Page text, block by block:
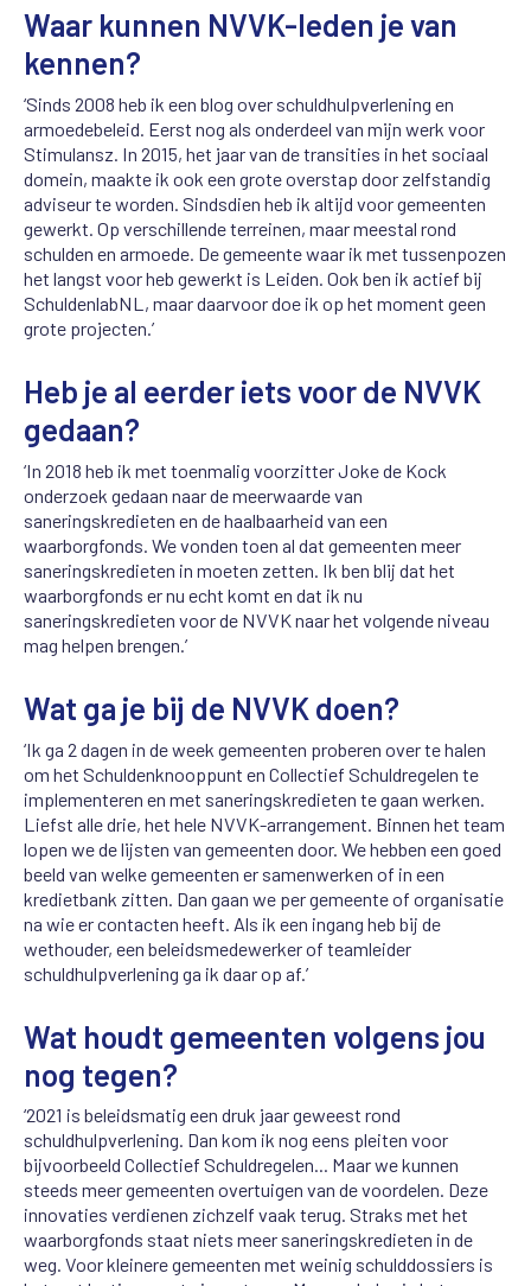
Waar kunnen NVVK-leden je van
kennen?
‘Sinds 2008 heb ik een blog over schuldhulpverlening en
armoedebeleid. Eerst nog als onderdeel van mijn werk voor
Stimulansz. In 2015, het jaar van de transities in het sociaal
domein, maakte ik ook een grote overstap door zelfstandig
adviseur te worden. Sindsdien heb ik altijd voor gemeenten
gewerkt. Op verschillende terreinen, maar meestal rond
schulden en armoede. De gemeente waar ik met tussenpozen
het langst voor heb gewerkt is Leiden. Ook ben ik actief bij
SchuldenlabNL, maar daarvoor doe ik op het moment geen
grote projecten.’
Heb je al eerder iets voor de NVVK
gedaan?
‘In 2018 heb ik met toenmalig voorzitter Joke de Kock
onderzoek gedaan naar de meerwaarde van
saneringskredieten en de haalbaarheid van een
waarborgfonds. We vonden toen al dat gemeenten meer
saneringskredieten in moeten zetten. Ik ben blij dat het
waarborgfonds er nu echt komt en dat ik nu
saneringskredieten voor de NVVK naar het volgende niveau
mag helpen brengen.’
Wat ga je bij de NVVK doen?
‘Ik ga 2 dagen in de week gemeenten proberen over te halen
om het Schuldenknooppunt en Collectief Schuldregelen te
implementeren en met saneringskredieten te gaan werken.
Liefst alle drie, het hele NVVK-arrangement. Binnen het team
lopen we de lijsten van gemeenten door. We hebben een goed
beeld van welke gemeenten er samenwerken of in een
kredietbank zitten. Dan gaan we per gemeente of organisatie
na wie er contacten heeft. Als ik een ingang heb bij de
wethouder, een beleidsmedewerker of teamleider
schuldhulpverlening ga ik daar op af.’
Wat houdt gemeenten volgens jou
nog tegen?
‘2021 is beleidsmatig een druk jaar geweest rond
schuldhulpverlening. Dan kom ik nog eens pleiten voor
bijvoorbeeld Collectief Schuldregelen... Maar we kunnen
steeds meer gemeenten overtuigen van de voordelen. Deze
innovaties verdienen zichzelf vaak terug. Straks met het
waarborgfonds staat niets meer saneringskredieten in de
weg. Voor kleinere gemeenten met weinig schulddossiers is